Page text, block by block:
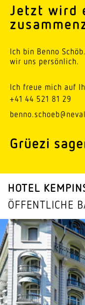
Jetzt wird
Ich bin Benno
wir uns persönlich.
Ich freue mich auf
+41 44 521 81 29
Grüezi
HOTEL
ÖFFENTLICHE